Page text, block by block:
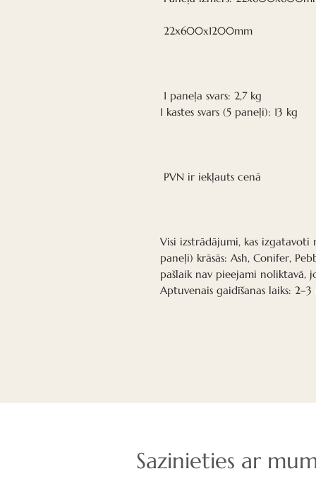
22x600х1200mm
1 paneļa svars: 2,7 kg
1 kastes svars (5 paneļi): 13 kg
PVN ir iekļauts cenā
Visi izstrādājumi, kas izgatavoti
paneļi) krāsās: Ash, Conifer,
pašlaik nav pieejami noliktavā,
Aptuvenais gaidīšanas laiks: 2–3
Sazinieties ar